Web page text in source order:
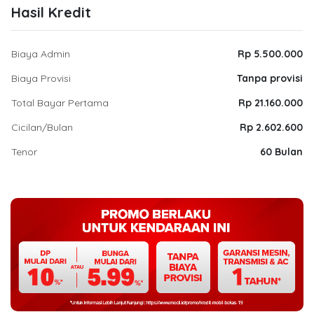
Hasil Kredit
Biaya Admin
Rp 5.500.000
Biaya Provisi
Tanpa provisi
Total Bayar Pertama
Rp 21.160.000
Cicilan/Bulan
Rp 2.602.600
Tenor
60 Bulan